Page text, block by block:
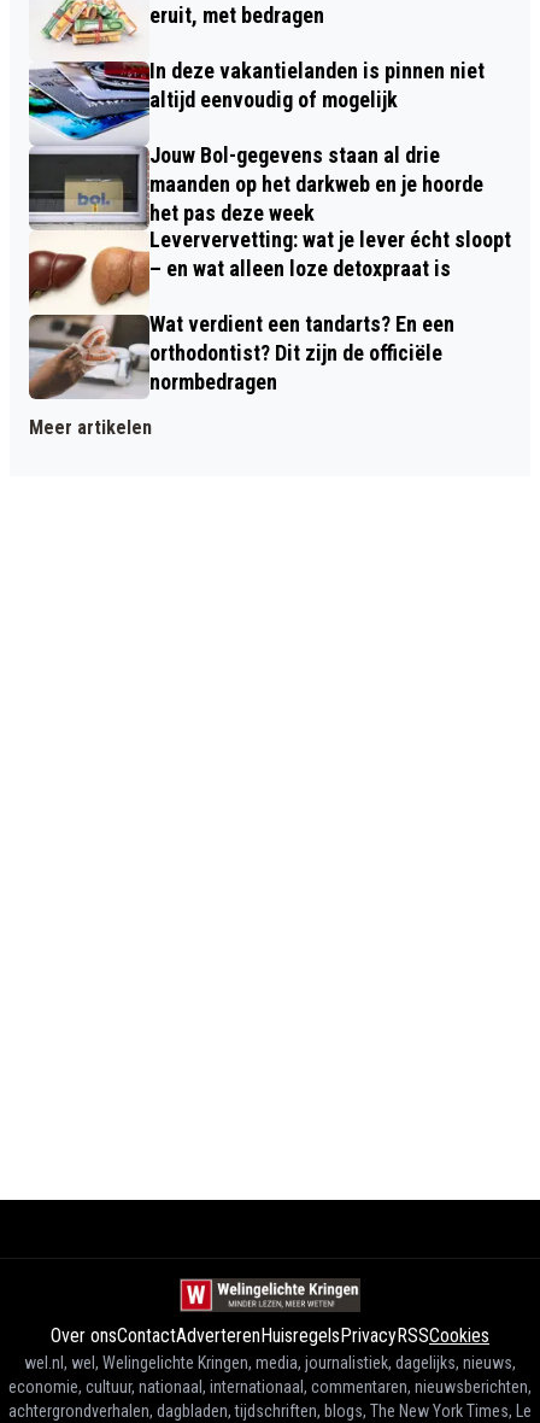
eruit, met bedragen
In deze vakantielanden is pinnen niet
altijd eenvoudig of mogelijk
Jouw Bol-gegevens staan al drie
maanden op het darkweb en je hoorde
het pas deze week
Leververvetting: wat je lever écht sloopt
– en wat alleen loze detoxpraat is
Wat verdient een tandarts? En een
orthodontist? Dit zijn de officiële
normbedragen
Meer artikelen
Over onsContactAdverterenHuisregelsPrivacyRSSCookies
wel.nl, wel, Welingelichte Kringen, media, journalistiek, dagelijks, nieuws,
economie, cultuur, nationaal, internationaal, commentaren, nieuwsberichten,
achtergrondverhalen, dagbladen, tijdschriften, blogs, The New York Times, Le